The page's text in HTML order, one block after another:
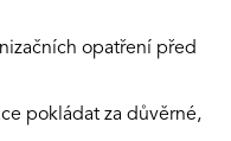
opatření před
pokládat za důvěrné,